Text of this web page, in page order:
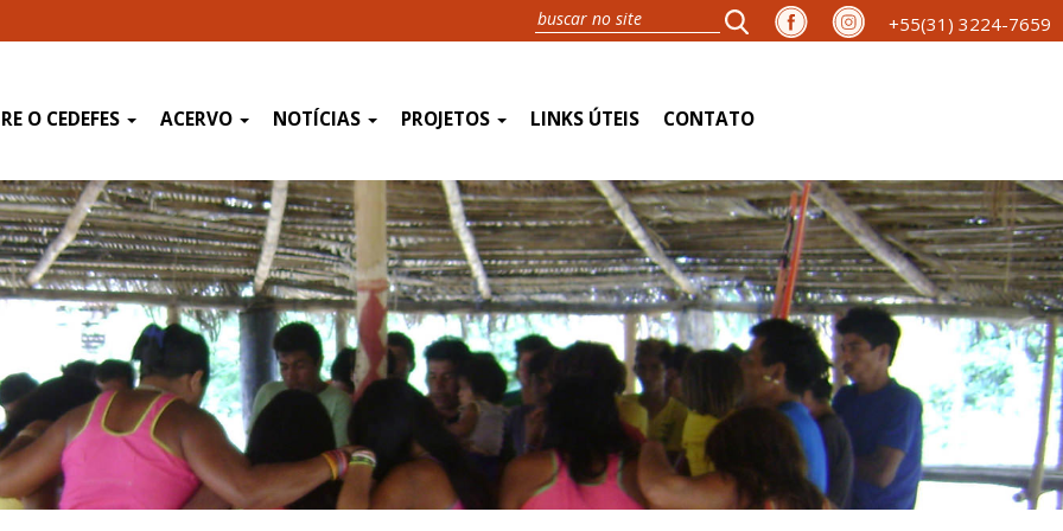
+55(31) 3224-7659
O CEDEFES ACERVO NOTÍCIAS PROJETOS LINKS ÚTEIS CONTATO